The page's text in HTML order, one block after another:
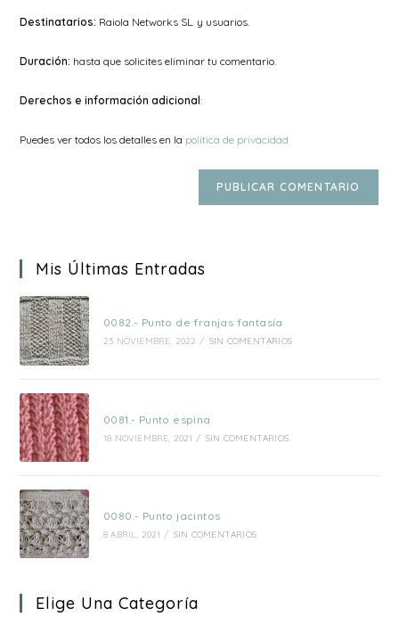
Destinatarios: Raiola Networks SL. y usuarios.
Duración: hasta que solicites eliminar tu comentario.
Derechos e información adicional:
Puedes ver todos los detalles en la política de privacidad
Mis Últimas Entradas
0082.- Punto de franjas fantasía
23 NOVIEMBRE, 2022 / SIN COMENTARIOS
0081.- Punto espina
18 NOVIEMBRE, 2021 / SIN COMENTARIOS
0080.- Punto jacintos
8 ABRIL, 2021 / SIN COMENTARIOS
Elige Una Categoría